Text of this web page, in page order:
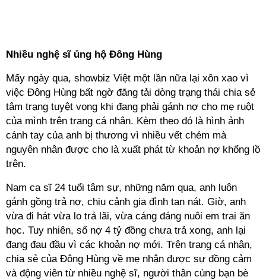
Nhiều nghệ sĩ ủng hộ Đông Hùng
Mấy ngày qua, showbiz Việt một lần nữa lại xôn xao vì
việc Đông Hùng bất ngờ đăng tải dòng trạng thái chia sẻ
tâm trạng tuyệt vọng khi đang phải gánh nợ cho mẹ ruột
của mình trên trang cá nhân. Kèm theo đó là hình ảnh
cánh tay của anh bị thương vì nhiều vết chém mà
nguyên nhân được cho là xuất phát từ khoản nợ khổng lồ
trên.
Nam ca sĩ 24 tuổi tâm sự, những năm qua, anh luôn
gánh gồng trả nợ, chịu cảnh gia đình tan nát. Giờ, anh
vừa đi hát vừa lo trả lãi, vừa cáng đáng nuôi em trai ăn
học. Tuy nhiên, số nợ 4 tỷ đồng chưa trả xong, anh lại
đang đau đầu vì các khoản nợ mới. Trên trang cá nhân,
chia sẻ của Đông Hùng về mẹ nhận được sự đồng cảm
và động viên từ nhiều nghệ sĩ, người thân cùng bạn bè